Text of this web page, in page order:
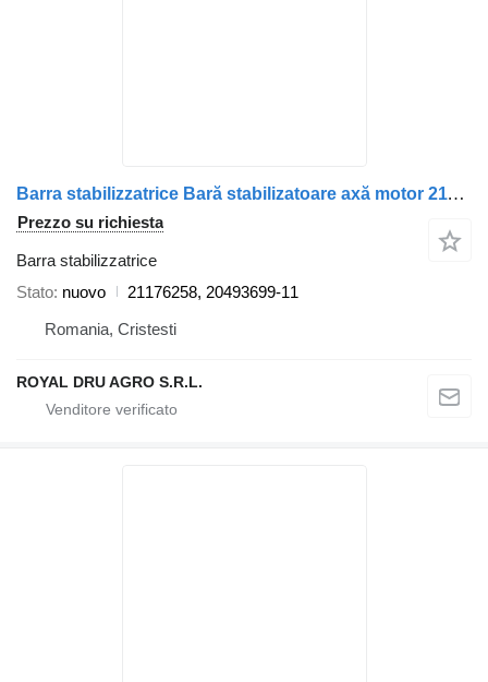
Barra stabilizzatrice Bară stabilizatoare axă motor 21176258 per camion Volvo 21176258 20493699
Prezzo su richiesta
Barra stabilizzatrice
Stato nuovo
21176258, 20493699-11
Romania, Cristesti
ROYAL DRU AGRO S.R.L.